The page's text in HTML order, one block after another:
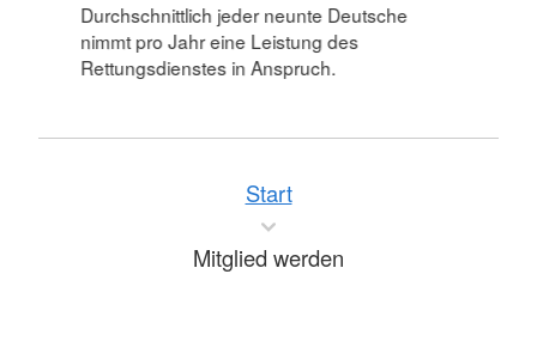
Durchschnittlich jeder neunte Deutsche
nimmt pro Jahr eine Leistung des
Rettungsdienstes in Anspruch.
Start
Mitglied werden